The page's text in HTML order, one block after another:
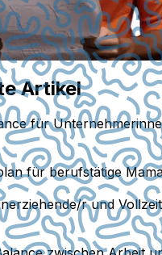
Artikel
für
für berufstätige
r und